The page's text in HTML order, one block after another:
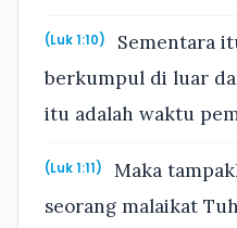
(Luk 1:10)
Sementara
berkumpul di luar
itu adalah waktu
(Luk 1:11)
Maka
seorang malaikat